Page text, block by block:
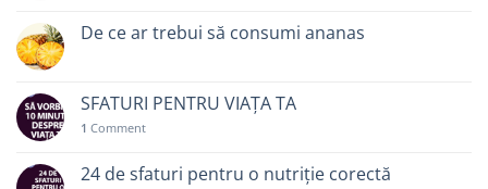
De ce ar trebui să consumi ananas
SFATURI PENTRU VIAȚA TA
1 Comment
24 de sfaturi pentru o nutriție corectă